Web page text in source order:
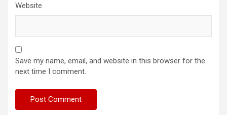
Website
Save my name, email, and website in this browser for the
next time I comment.